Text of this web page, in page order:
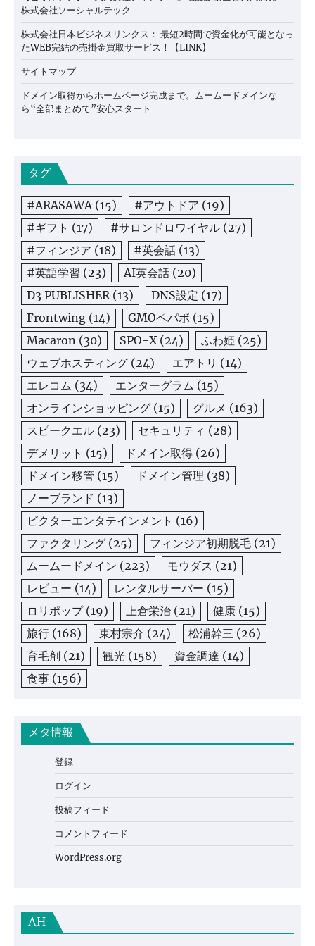
株式会社ソーシャルテック
株式会社日本ビジネスリンクス： 最短2時間で資金化が可能となっ
たWEB完結の売掛金買取サービス！【LINK】
サイトマップ
ドメイン取得からホームページ完成まで。ムームードメインな
ら“全部まとめて”安心スタート
タグ
#ARASAWA (15) #アウトドア (19)
#ギフト (17) #サロンドロワイヤル (27)
#フィンジア (18) #英会話 (13)
#英語学習 (23) AI英会話 (20)
D3 PUBLISHER (13) DNS設定 (17)
Frontwing (14) GMOペパボ (15)
Macaron (30) SPO-X (24) ふわ姫 (25)
ウェブホスティング (24) エアトリ (14)
エレコム (34) エンターグラム (15)
オンラインショッピング (15) グルメ (163)
スピークエル (23) セキュリティ (28)
デメリット (15) ドメイン取得 (26)
ドメイン移管 (15) ドメイン管理 (38)
ノーブランド (13)
ビクターエンタテインメント (16)
ファクタリング (25) フィンジア初期脱毛 (21)
ムームードメイン (223) モウダス (21)
レビュー (14) レンタルサーバー (15)
ロリポップ(19) 上倉栄治 (21) 健康 (15)
旅行 (168) 東村宗介 (24) 松浦幹三 (26)
育毛剤 (21) 観光 (158) 資金調達 (14)
食事 (156)
メタ情報
登録
ログイン
投稿フィード
コメントフィード
WordPress.org
AH